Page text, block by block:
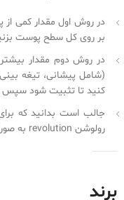
در روش اول مقدار کمی از
بر روی کل سطح پوست
در روش دوم مقدار
(شامل پیشانی، تیغه
کنید تا تثبیت شود سپس
جالب است بدانید که
رولوشن revolution به صورت نمکدانی طراحی شد.
برند